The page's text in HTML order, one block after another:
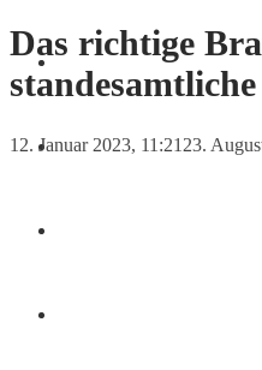
News
Das richtige
12. Januar 2023, 11:21 23.